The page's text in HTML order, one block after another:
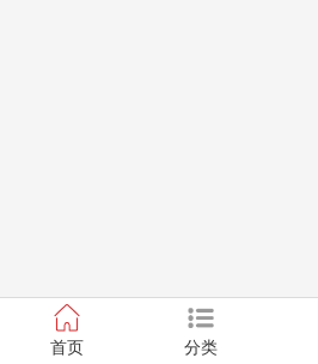
首页 分类